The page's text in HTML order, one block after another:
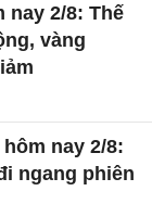
nay 2/8: Thế
vàng
nay 2/8:
ngang phiên